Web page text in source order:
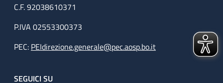
C.F. 92038610371
P.IVA 02553300373
PEC: PEIdirezione.generale@pec.aosp.bo.it
SEGUICI SU